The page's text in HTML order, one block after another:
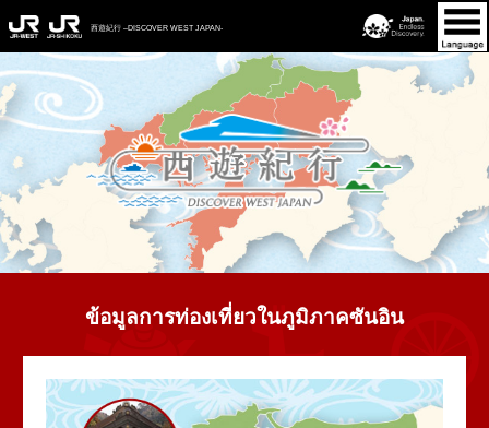
西遊紀行 –DISCOVER WEST JAPAN-
ข้อมูลการท่องเที่ยวในภูมิภาคซันอิน